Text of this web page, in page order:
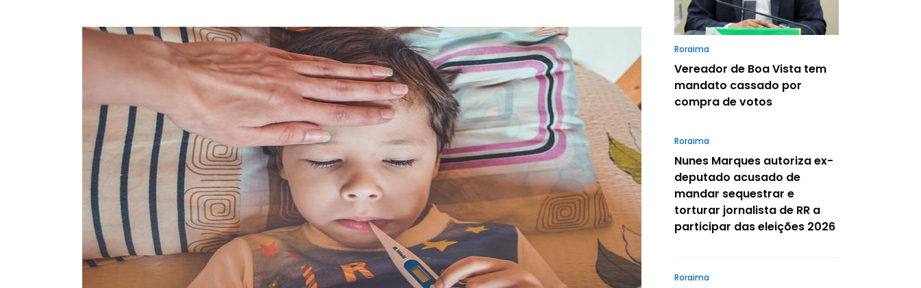
Roraima
Vereador de Boa Vista tem
mandato cassado por
compra de votos
Roraima
Nunes Marques autoriza ex-
deputado acusado de
mandar sequestrar e
torturar jornalista de RR a
participar das eleições 2026
Roraima